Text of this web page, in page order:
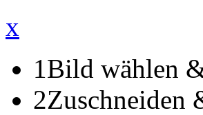
x
1Bild wählen
2Zuschneiden